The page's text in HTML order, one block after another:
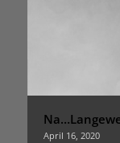
April 16, 2020